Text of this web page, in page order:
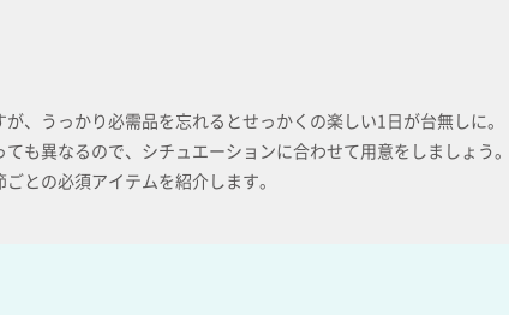
、うっかり必需品を忘れるとせっかくの楽しい1日が台無しに。
も異なるので、シチュエーションに合わせて用意をしましょう。
との必須アイテムを紹介します。